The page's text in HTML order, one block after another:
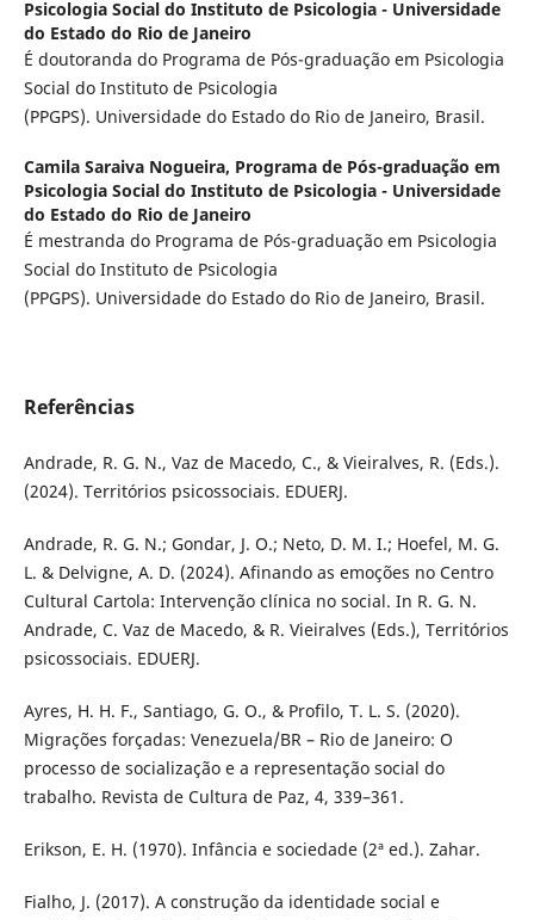
Psicologia Social do Instituto de Psicologia - Universidade
do Estado do Rio de Janeiro
É doutoranda do Programa de Pós-graduação em Psicologia
Social do Instituto de Psicologia
(PPGPS). Universidade do Estado do Rio de Janeiro, Brasil.
Camila Saraiva Nogueira, Programa de Pós-graduação em
Psicologia Social do Instituto de Psicologia - Universidade
do Estado do Rio de Janeiro
É mestranda do Programa de Pós-graduação em Psicologia
Social do Instituto de Psicologia
(PPGPS). Universidade do Estado do Rio de Janeiro, Brasil.
Referências
Andrade, R. G. N., Vaz de Macedo, C., & Vieiralves, R. (Eds.).
(2024). Territórios psicossociais. EDUERJ.
Andrade, R. G. N.; Gondar, J. O.; Neto, D. M. I.; Hoefel, M. G.
L. & Delvigne, A. D. (2024). Afinando as emoções no Centro
Cultural Cartola: Intervenção clínica no social. In R. G. N.
Andrade, C. Vaz de Macedo, & R. Vieiralves (Eds.), Territórios
psicossociais. EDUERJ.
Ayres, H. H. F., Santiago, G. O., & Profilo, T. L. S. (2020).
Migrações forçadas: Venezuela/BR – Rio de Janeiro: O
processo de socialização e a representação social do
trabalho. Revista de Cultura de Paz, 4, 339–361.
Erikson, E. H. (1970). Infância e sociedade (2ª ed.). Zahar.
Fialho, J. (2017). A construção da identidade social e